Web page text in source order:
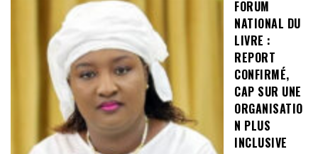
FORUM
NATIONAL DU
LIVRE :
REPORT
CONFIRMÉ,
CAP SUR UNE
ORGANISATIO
N PLUS
INCLUSIVE